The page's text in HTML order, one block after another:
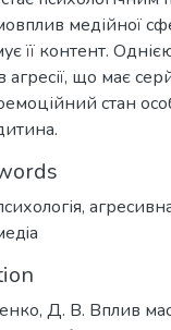
медійної
її контент.
агресії, що має
стан
,
Д. В. Вплив